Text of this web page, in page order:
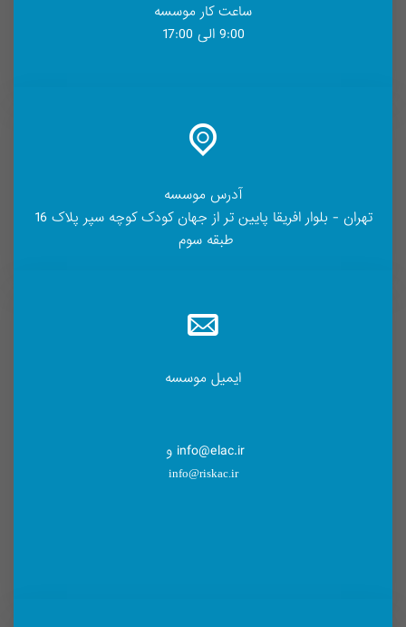
ساعت کار موسسه
9:00 الی 17:00
آدرس موسسه
تهران - بلوار افریقا پایین تر از جهان کودک کوچه سپر پلاک 16
طبقه سوم
ایمیل موسسه
info@elac.ir و
info@riskac.ir